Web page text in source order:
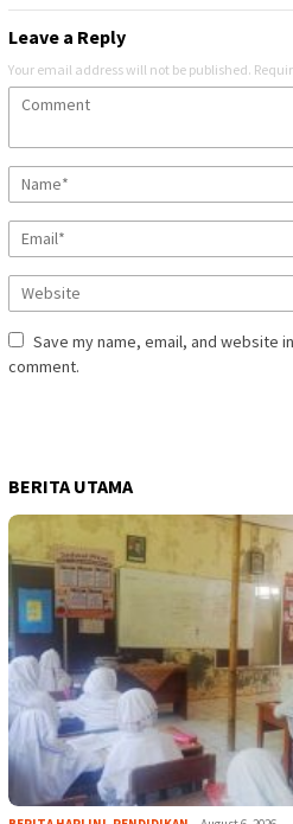
Leave a Reply
Your email address will not be published.
Save my name, email, and website
comment.
BERITA UTAMA